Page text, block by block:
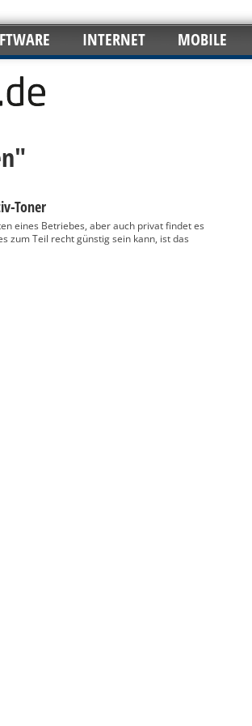
INTERNET MOBILE
Toner
eines Betriebes, aber auch privat findet es
zum Teil recht günstig sein kann, ist das